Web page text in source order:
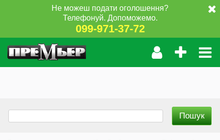
Не можеш подати оголошення?
Телефонуй. Допоможемо.
099-971-37-72